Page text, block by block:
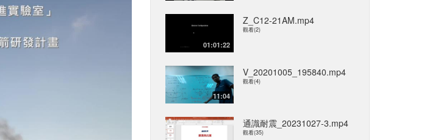
01:01:22
Z_C12-21AM.mp4
觀看(2)
11:04
V_20201005_195840.mp4
觀看(4)
通識耐震_20231027-3.mp4
觀看(35)